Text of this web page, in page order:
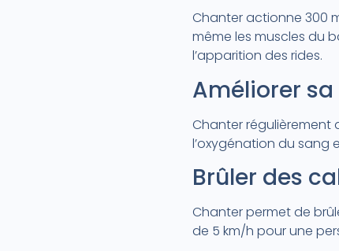
Chanter actionne 300
même les muscles du
l’apparition des rides.
Améliorer
Chanter régulièrement
l’oxygénation du sang
Brûler des
Chanter permet de
de 5 km/h pour une